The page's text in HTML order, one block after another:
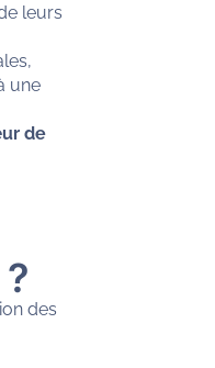
leurs
une
de
des